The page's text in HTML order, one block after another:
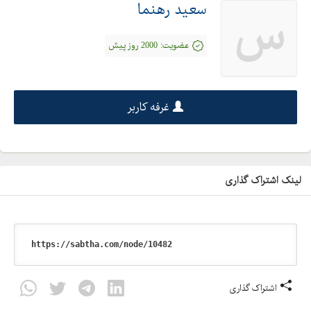
شهریار ، شهرک اندیشه ، اندیشه ، شهرقدس ، وردآورد ، سعیدآباد ، خادم
آباد ، وحیدیه ، امیریه ، بردآباد ، باباسلمان ، فردوسیه ، جاده کهنز ، کهنز
جاده مخصوص کرج ، جاده قدیم کرج ، سه راه شهریار
منطقه :
صفادشت ، شهر صفادشت ، ماهدشت ، ملارد ، جاده ملارد اشتهارد ،
محمد شهر
منطقه :
نصیرآباد ، شمس آباد ، رباط کریم ، اسلامشهر ، شاهد شهر ، صباشهر ،
شهرک صنعتی زواره ای ، سه راه آدران ، جاده آدران تهران ، آدران
منطقه :
س سعید رهنما
عضویت: 2000 روز پیش
غرفه کاربر
لینک اشتراک گذاری
اشتراک گذاری